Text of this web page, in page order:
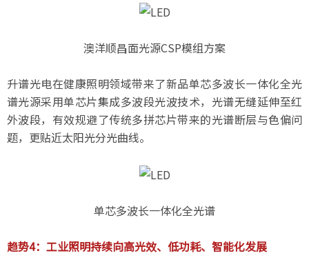
澳洋顺昌面光源CSP模组方案
升谱光电在健康照明领域带来了新品单芯多波长一体化全光
谱光源采用单芯片集成多波段光波技术，光谱无缝延伸至红
外波段，有效规避了传统多拼芯片带来的光谱断层与色偏问
题，更贴近太阳光分光曲线。
单芯多波长一体化全光谱
趋势4：工业照明持续向高光效、低功耗、智能化发展